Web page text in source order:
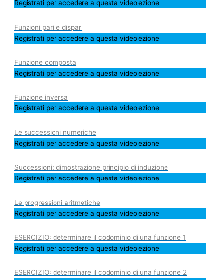
Registrati per accedere a questa videolezione
Funzioni pari e dispari
Registrati per accedere a questa videolezione
Funzione composta
Registrati per accedere a questa videolezione
Funzione inversa
Registrati per accedere a questa videolezione
Le successioni numeriche
Registrati per accedere a questa videolezione
Successioni: dimostrazione principio di induzione
Registrati per accedere a questa videolezione
Le progressioni aritmetiche
Registrati per accedere a questa videolezione
ESERCIZIO: determinare il codominio di una funzione 1
Registrati per accedere a questa videolezione
ESERCIZIO: determinare il codominio di una funzione 2